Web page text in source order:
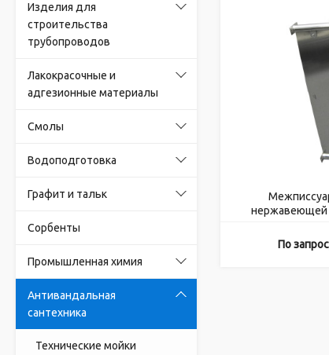
Изделия для
строительства
трубопроводов
Лакокрасочные и
адгезионные материалы
Смолы
Водоподготовка
Графит и тальк
Сорбенты
Промышленная химия
Антивандальная
сантехника
Технические мойки
нержавеющей
По